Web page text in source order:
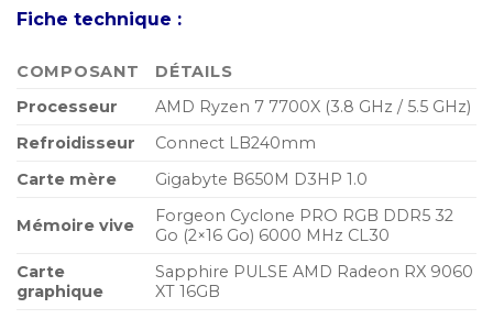
18.990,00 MAD..
Fiche technique :
COMPOSANT
DÉTAILS
Processeur
AMD Ryzen 7 7700X (3.8 GHz / 5.5 GHz)
Refroidisseur
Connect LB240mm
Carte mère
Gigabyte B650M D3HP 1.0
Mémoire vive
Forgeon Cyclone PRO RGB DDR5 32
Go (2×16 Go) 6000 MHz CL30
Carte
graphique
Sapphire PULSE AMD Radeon RX 9060
XT 16GB